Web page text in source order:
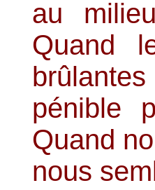
au
Quand
brûlantes
pénible
Quand
nous